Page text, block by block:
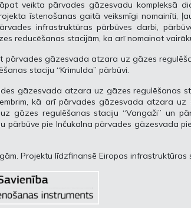
veikta pārvades gāzesvadu kompleksā
īstenošanas gaitā veiksmīgi nomainīti,
infrastruktūras pārbūves darbi,
reducēšanas stacijām, ka arī nomainot
gāzesvada atzara uz gāzes
staciju “Krimulda” pārbūvi.
gāzesvada atzara uz gāzes regulēšanas
kā arī pārvades gāzesvada atzara uz
gāzes regulēšanas staciju “Vangaži” un
pārbūve pie Inčukalna pārvades gāzesvada
Projektu līdzfinansē Eiropas infrastruktūras